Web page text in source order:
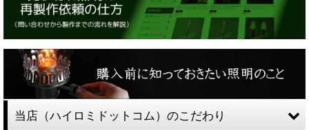
当店（ハイロミドットコム）のこだわり